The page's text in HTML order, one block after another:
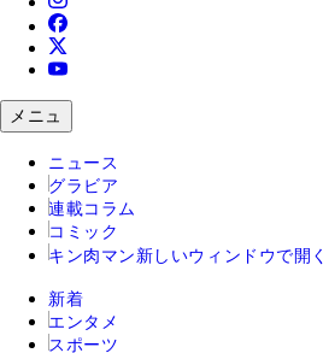
メニュ
ニュース
グラビア
連載コラム
コミック
キン肉マン 新しいウィンドウで開く
新着
エンタメ
スポーツ